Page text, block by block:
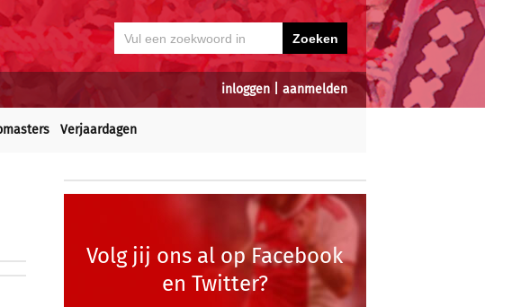
inloggen aanmelden
Verjaardagen
Volg jij ons al op Facebook
en Twitter?